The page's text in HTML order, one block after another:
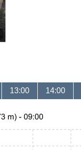
13:00 14:00